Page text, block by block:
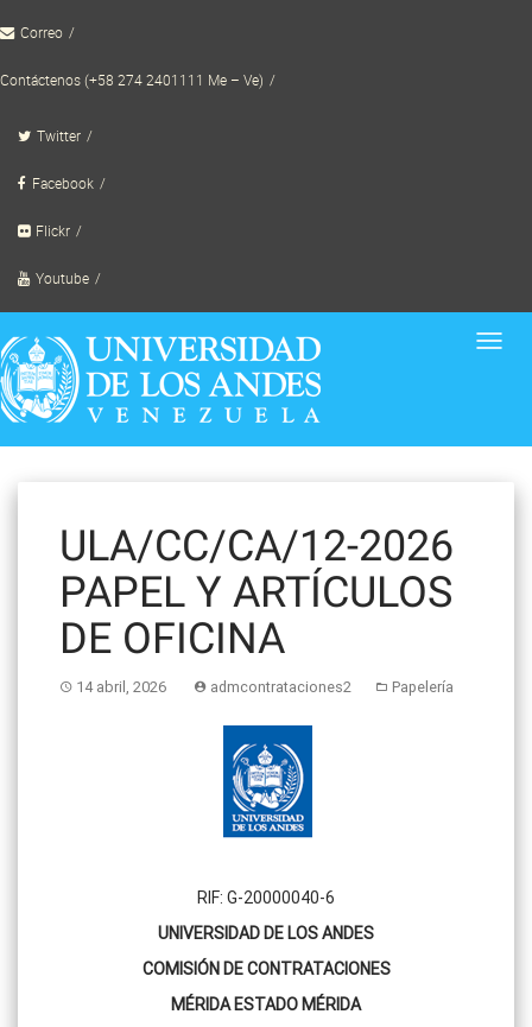
to Correo
Contáctenos (+58 274 2401111 Me – Ve)
Twitter
Facebook
Flickr
Youtube
ULA/CC/CA/12-2026
PAPEL Y ARTÍCULOS
DE OFICINA
14 abril, 2026 admcontrataciones2 Papelería
RIF: G-20000040-6
UNIVERSIDAD DE LOS ANDES
COMISIÓN DE CONTRATACIONES
MÉRIDA ESTADO MÉRIDA